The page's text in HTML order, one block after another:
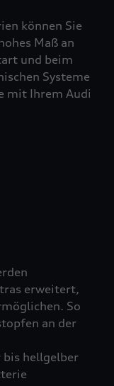
können Sie
Maß an
und beim
Systeme
mit Ihrem Audi
erweitert,
So
an der
bis hellgelber